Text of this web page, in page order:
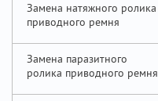
Замена натяжного ролика
приводного ремня
Замена паразитного
ролика приводного ремня